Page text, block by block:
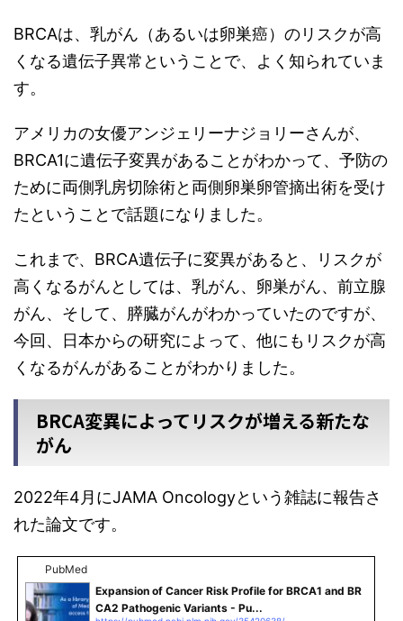
BRCAは、乳がん（あるいは卵巣癌）のリスクが高
くなる遺伝子異常ということで、よく知られていま
す。
アメリカの女優アンジェリーナジョリーさんが、
BRCA1に遺伝子変異があることがわかって、予防の
ために両側乳房切除術と両側卵巣卵管摘出術を受け
たということで話題になりました。
これまで、BRCA遺伝子に変異があると、リスクが
高くなるがんとしては、乳がん、卵巣がん、前立腺
がん、そして、膵臓がんがわかっていたのですが、
今回、日本からの研究によって、他にもリスクが高
くなるがんがあることがわかりました。
BRCA変異によってリスクが増える新たな
がん
2022年4月にJAMA Oncologyという雑誌に報告さ
れた論文です。
PubMed
Expansion of Cancer Risk Profile for BRCA1 and BR
CA2 Pathogenic Variants - Pu...